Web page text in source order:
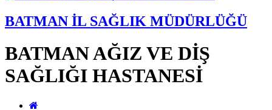
BATMAN İL SAĞLIK MÜDÜRLÜĞÜ
BATMAN AĞIZ VE DİŞ
SAĞLIĞI HASTANESİ